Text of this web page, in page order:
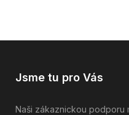
Jsme tu pro Vás
Naši zákaznickou podporu